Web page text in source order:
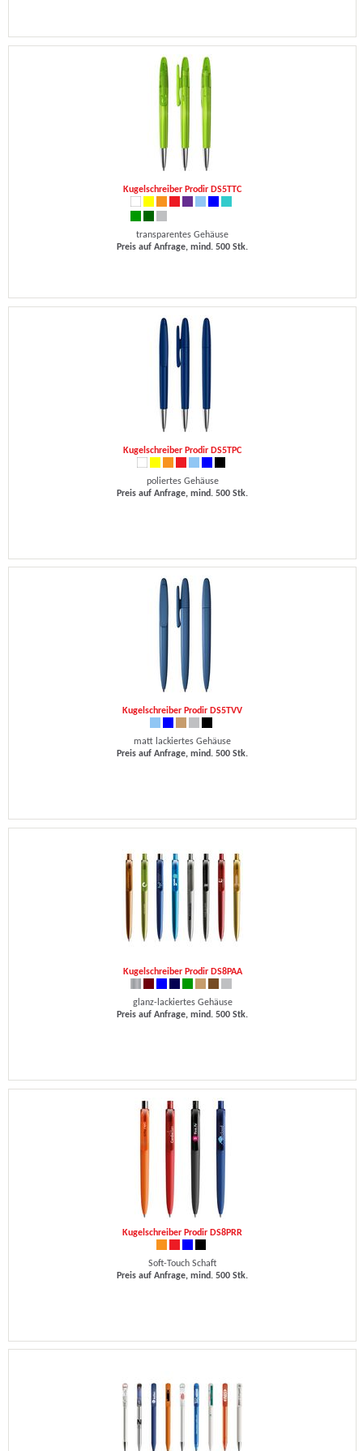
Kugelschreiber Prodir DS5TTC
transparentes Gehäuse
Preis auf Anfrage, mind. 500 Stk.
Kugelschreiber Prodir DS5TPC
poliertes Gehäuse
Preis auf Anfrage, mind. 500 Stk.
Kugelschreiber Prodir DS5TVV
matt lackiertes Gehäuse
Preis auf Anfrage, mind. 500 Stk.
Kugelschreiber Prodir DS8PAA
glanz-lackiertes Gehäuse
Preis auf Anfrage, mind. 500 Stk.
Kugelschreiber Prodir DS8PRR
Soft-Touch Schaft
Preis auf Anfrage, mind. 500 Stk.